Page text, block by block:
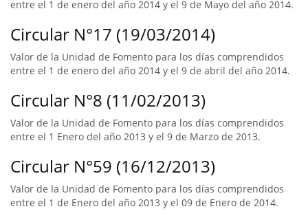
entre el 1 de enero del año 2014 y el 9 de Mayo del año 2014.
Circular N°17 (19/03/2014)
Valor de la Unidad de Fomento para los días comprendidos
entre el 1 de enero del año 2014 y el 9 de abril del año 2014.
Circular N°8 (11/02/2013)
Valor de la Unidad de Fomento para los días comprendidos
entre el 1 Enero del año 2013 y el 9 de Marzo de 2013.
Circular N°59 (16/12/2013)
Valor de la Unidad de Fomento para los días comprendidos
entre el 1 de Enero del año 2013 y el 09 de Enero de 2014.